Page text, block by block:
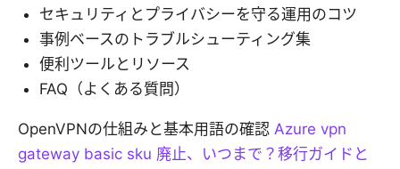
セキュリティとプライバシーを守る運用のコツ
事例ベースのトラブルシューティング集
便利ツールとリソース
FAQ（よくある質問）
OpenVPNの仕組みと基本用語の確認 Azure vpn
gateway basic sku 廃止、いつまで？移行ガイドと